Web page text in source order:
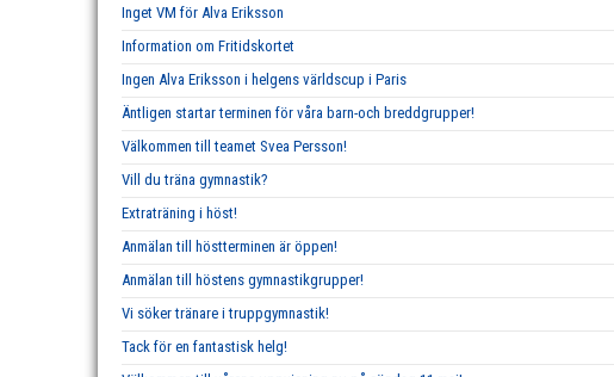
Inget VM för Alva Eriksson
Information om Fritidskortet
Ingen Alva Eriksson i helgens världscup i Paris
Äntligen startar terminen för våra barn-och breddgrupper!
Välkommen till teamet Svea Persson!
Vill du träna gymnastik?
Extraträning i höst!
Anmälan till höstterminen är öppen!
Anmälan till höstens gymnastikgrupper!
Vi söker tränare i truppgymnastik!
Tack för en fantastisk helg!